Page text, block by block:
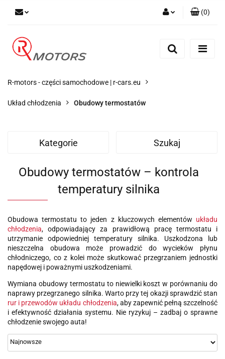
Zarejestruj się
(0)
R-motors - części samochodowe | r-cars.eu
Układ chłodzenia Obudowy termostatów
Kategorie Szukaj
Obudowy termostatów – kontrola
temperatury silnika
Obudowa termostatu to jeden z kluczowych elementów układu
chłodzenia, odpowiadający za prawidłową pracę termostatu i
utrzymanie odpowiedniej temperatury silnika. Uszkodzona lub
nieszczelna obudowa może prowadzić do wycieków płynu
chłodniczego, co z kolei może skutkować przegrzaniem jednostki
napędowej i poważnymi uszkodzeniami.
Wymiana obudowy termostatu to niewielki koszt w porównaniu do
naprawy przegrzanego silnika. Warto przy tej okazji sprawdzić stan
rur i przewodów układu chłodzenia, aby zapewnić pełną szczelność
i efektywność działania systemu. Nie ryzykuj – zadbaj o sprawne
chłodzenie swojego auta!